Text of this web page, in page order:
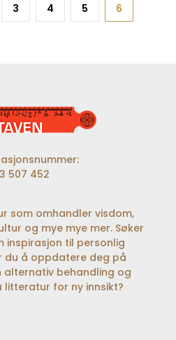
3 4 5 6
507 452
som omhandler visdom,
og mye mye mer. Søker
inspirasjon til personlig
du å oppdatere deg på
behandling og
litteratur for ny innsikt?